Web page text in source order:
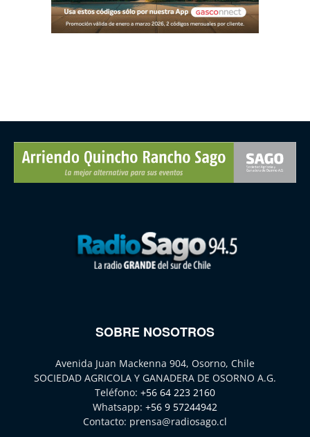
SOBRE NOSOTROS
Avenida Juan Mackenna 904, Osorno, Chile
SOCIEDAD AGRICOLA Y GANADERA DE OSORNO A.G.
Teléfono: +56 64 223 2160
Whatsapp: +56 9 57244942
Contacto: prensa@radiosago.cl